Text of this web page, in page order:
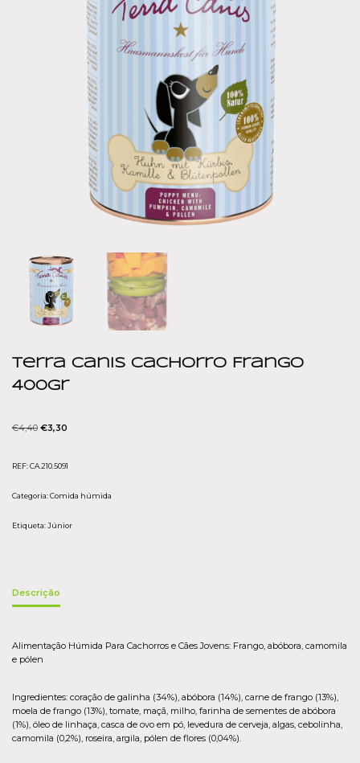
Terra Canis Cachorro Frango
400gr
€4,40 €3,30
REF:CA.210.5091
Categoria:Comida húmida
Etiqueta:Júnior
Descrição
Alimentação Húmida Para Cachorros e Cães Jovens: Frango, abóbora, camomila
e pólen
Ingredientes: coração de galinha (34%), abóbora (14%), carne de frango (13%),
moela de frango (13%), tomate, maçã, milho, farinha de sementes de abóbora
(1%), óleo de linhaça, casca de ovo em pó, levedura de cerveja, algas, cebolinha,
camomila (0,2%), roseira, argila, pólen de flores (0,04%).